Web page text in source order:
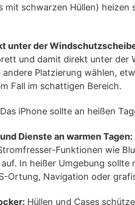
mit schwarzen Hüllen)
unter der
und damit direkt unter der
andere Platzierung wählen,
Fall im schattigen Bereich.
Das iPhone sollte an heißen
Dienste an warmen Tagen:
Funktionen wie
In heißer Umgebung
Ortung, Navigation oder
Hüllen und Cases